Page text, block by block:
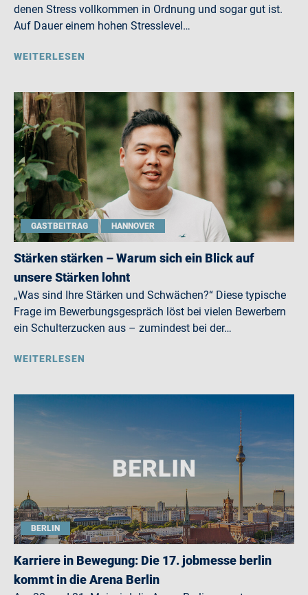
denen Stress vollkommen in Ordnung und sogar gut ist.
Auf Dauer einem hohen Stresslevel…
WEITERLESEN
GASTBEITRAG HANNOVER
Stärken stärken – Warum sich ein Blick auf
unsere Stärken lohnt
„Was sind Ihre Stärken und Schwächen?“ Diese typische
Frage im Bewerbungsgespräch löst bei vielen Bewerbern
ein Schulterzucken aus – zumindest bei der…
WEITERLESEN
BERLIN
Karriere in Bewegung: Die 17. jobmesse berlin
kommt in die Arena Berlin